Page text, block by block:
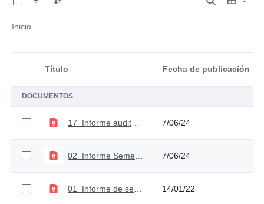
Inicio
Selección del elemento
Título Fecha de publicación
DOCUMENTOS
17_Informe auditoría adquisición de Bienes y Servicios 7/06/24
7/06/24
14/01/22